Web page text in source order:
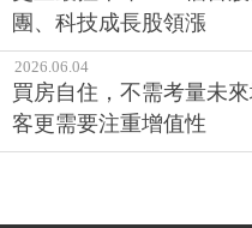
團、科技成長股領漲
2026.06.04
買房自住，不需考量未
客更需要注重增值性